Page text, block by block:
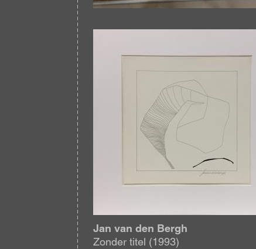
Jan van den Bergh
Zonder titel (1993)